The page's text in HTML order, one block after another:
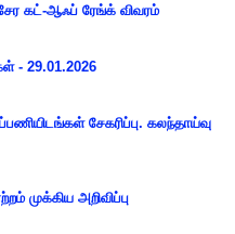
கட்-ஆஃப் ரேங்க் விவரம்
- 29.01.2026
சேகரிப்பு. கலந்தாய்வு
முக்கிய அறிவிப்பு